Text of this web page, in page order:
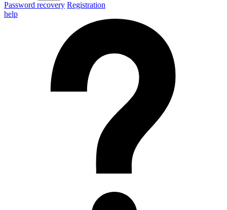
Password recovery Registration
help